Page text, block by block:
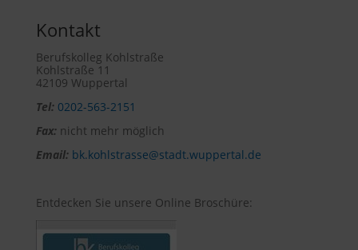
Kontakt
Berufskolleg Kohlstraße
Kohlstraße 11
42109 Wuppertal
Tel: 0202-563-2151
Fax:nicht mehr möglich
Email: bk.kohlstrasse@stadt.wuppertal.de
Entdecken Sie unsere Online Broschüre: